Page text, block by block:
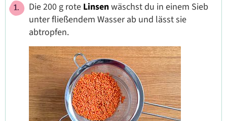
Die 200 g rote Linsenwäschst du in einem Sieb
unter fließendem Wasser ab und lässt sie
abtropfen.